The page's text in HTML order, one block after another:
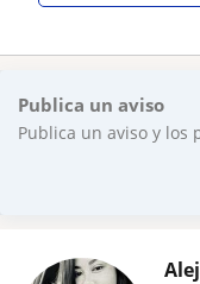
Publica un aviso
Publica un aviso y los